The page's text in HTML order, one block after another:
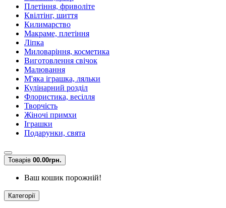
Плетіння, фриволіте
Квілтінг, шиття
Килимарство
Макраме, плетіння
Ліпка
Миловаріння, косметика
Виготовлення свічок
Малювання
М'яка іграшка, ляльки
Кулінарний розділ
Флористика, весілля
Творчість
Жіночі примхи
Іграшки
Подарунки, свята
Товарів 00.00грн.
Ваш кошик порожній!
Категорії